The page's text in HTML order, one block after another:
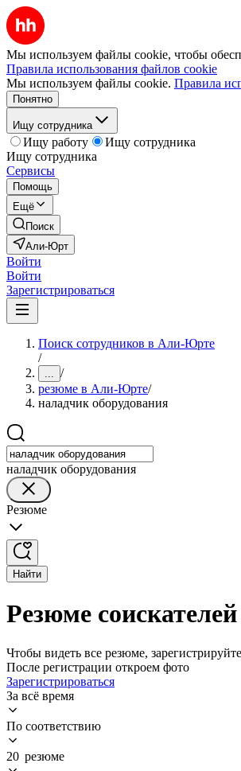
Мы используем файлы cookie, чтобы
Правила использования файлов cookie
Мы используем файлы cookie. Правила
Понятно
Ищу сотрудника
Ищу работу
Ищу сотрудника
Ищу сотрудника
Сервисы
Помощь
Ещё
Поиск
Али-Юрт
Войти
Войти
Зарегистрироваться
Поиск сотрудников в Али-Юрте
/
... /
резюме в Али-Юрте/
наладчик оборудования
наладчик оборудования
Резюме
Найти
Резюме
Чтобы видеть все резюме,
После регистрации откроем фото
Зарегистрироваться
За всё время
По соответствию
20 резюме